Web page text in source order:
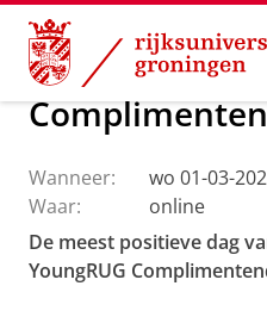
Skip
Content
Skip
Navigation
Over ons
Wanneer:
wo 01-03-
Waar:
online
De meest positieve dag
YoungRUG